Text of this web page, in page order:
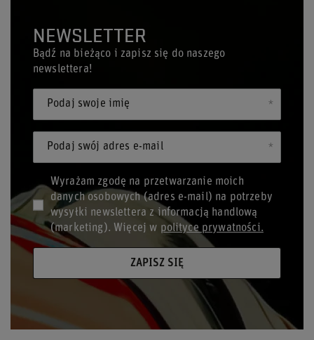
NEWSLETTER
Bądź na bieżąco i zapisz się do naszego
newslettera!
Podaj swoje imię
Podaj swój adres e-mail
Wyrażam zgodę na przetwarzanie moich
danych osobowych (adres e-mail) na potrzeby
wysyłki newslettera z informacją handlową
(marketing). Więcej w polityce prywatności.
ZAPISZ SIĘ